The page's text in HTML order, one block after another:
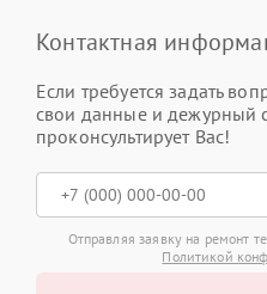
Контактная
Если требуется задать
свои данные и дежурный
проконсультирует Вас!
Отправляя заявку на ремонт
Политикой